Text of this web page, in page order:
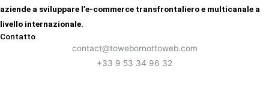
aziende a sviluppare l’e-commerce transfrontaliero e multicanale a
livello internazionale.
Contatto
contact@towebornottoweb.com
+33 9 53 34 96 32